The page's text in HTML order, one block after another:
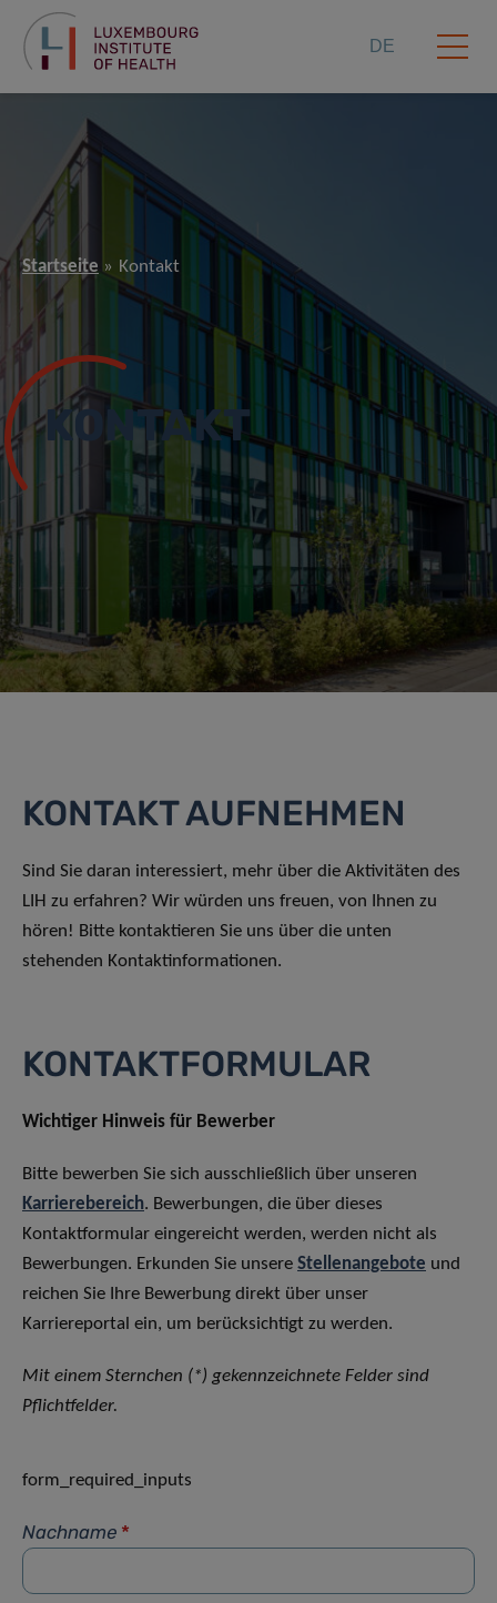
DE
Startseite Kontakt
KONTAKT
KONTAKT AUFNEHMEN
Sind Sie daran interessiert, mehr über die Aktivitäten des
LIH zu erfahren? Wir würden uns freuen, von Ihnen zu
hören! Bitte kontaktieren Sie uns über die unten
stehenden Kontaktinformationen.
KONTAKTFORMULAR
Wichtiger Hinweis für Bewerber
Bitte bewerben Sie sich ausschließlich über unseren
Karrierebereich. Bewerbungen, die über dieses
Kontaktformular eingereicht werden, werden nicht als
Bewerbungen. Erkunden Sie unsere Stellenangebote und
reichen Sie Ihre Bewerbung direkt über unser
Karriereportal ein, um berücksichtigt zu werden.
Mit einem Sternchen (*) gekennzeichnete Felder sind
Pflichtfelder.
form_required_inputs
Nachname *